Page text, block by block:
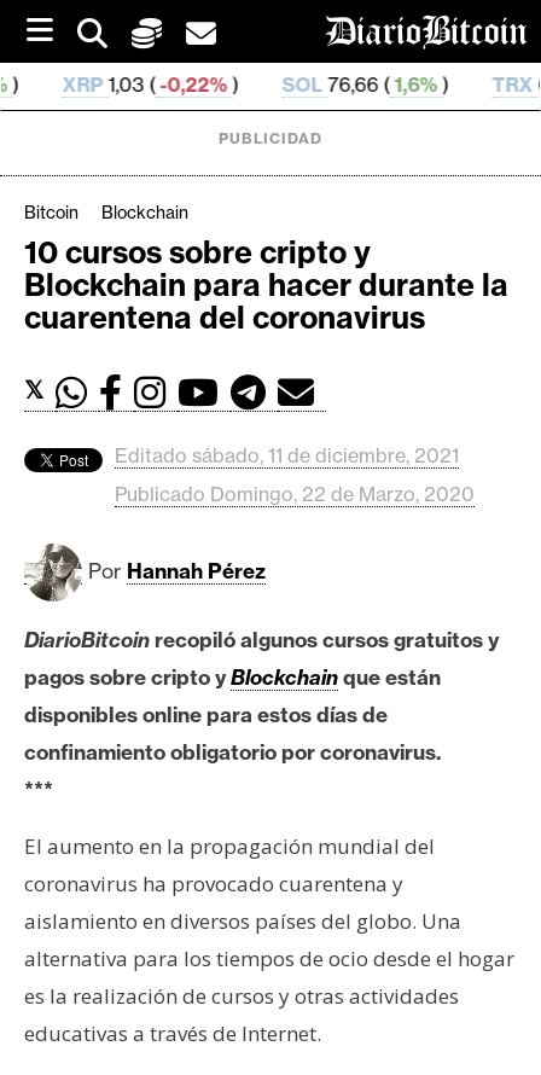
i
p
t
o
(-0,22%) SOL76,66 ( 1,6%) TRX0,329 925 (
C
r
i
M
a
o
B
c
i
n
t
PUBLICIDAD
Bitcoin Blockchain
10 cursos sobre cripto y
Blockchain para hacer durante la
cuarentena del coronavirus
𝕏
Editado sábado, 11 de diciembre, 2021
Publicado Domingo, 22 de Marzo, 2020
Por Hannah Pérez
DiarioBitcoinrecopiló algunos cursos gratuitos y
pagos sobre cripto yBlockchainque están
disponibles online para estos días de
confinamiento obligatorio por coronavirus.
***
El aumento en la propagación mundial del
coronavirus ha provocado cuarentena y
aislamiento en diversos países del globo. Una
alternativa para los tiempos de ocio desde el hogar
es la realización de cursos y otras actividades
educativas a través de Internet.